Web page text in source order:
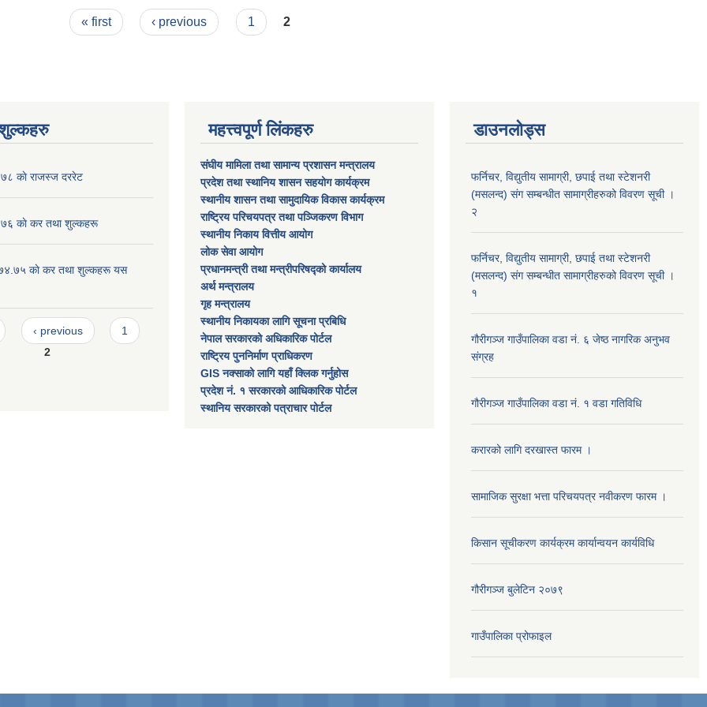
« first ‹ previous 1 2
काे राजस्ज दररेट
काे कर तथा शुल्कहरू
काे कर तथा शुल्कहरू यस
‹ previous
1
2
महत्त्वपूर्ण लिंकहरु
संघीय मामिला तथा सामान्य प्रशासन मन्त्रालय
प्रदेश तथा स्थानिय शासन सहयोग कार्यक्रम
स्थानीय शासन तथा सामुदायिक विकास कार्यक्रम
राष्ट्रिय परिचयपत्र तथा पञ्जिकरण विभाग
स्थानीय निकाय वित्तीय आयोग
लोक सेवा आयोग
प्रधानमन्त्री तथा मन्त्रीपरिषद्को कार्यालय
अर्थ मन्त्रालय
गृह मन्त्रालय
स्थानीय निकायका लागि सूचना प्रबिधि
नेपाल सरकारको अधिकारिक पोर्टल
राष्ट्रिय पुननिर्माण प्राधिकरण
GIS नक्साको लागि यहाँ क्लिक गर्नुहोस
प्रदेश नं. १ सरकारको आधिकारिक पोर्टल
स्थानिय सरकारको पत्राचार पोर्टल
डाउनलोड्स
फर्निचर, विद्युतीय सामाग्री, छपाई तथा स्टेशनरी
(मसलन्द) संग सम्बन्धीत सामाग्रीहरुको विवरण सूची ।
२
फर्निचर, विद्युतीय सामाग्री, छपाई तथा स्टेशनरी
(मसलन्द) संग सम्बन्धीत सामाग्रीहरुको विवरण सूची ।
१
गौरीगञ्‍ज गाउँपालिका वडा नं. ६ जेष्ठ नागरिक अनुभव
संग्रह
गौरीगञ्‍ज गाउँपालिका वडा नं. १ वडा गतिविधि
करारको लागि दरखास्त फारम ।
सामाजिक सुरक्षा भत्ता परिचयपत्र नवीकरण फारम ।
किसान सूचीकरण कार्यक्रम कार्यान्वयन कार्यविधि
गौरीगञ्‍ज बुलेटिन २०७९
गाउँपालिका प्रोफाइल